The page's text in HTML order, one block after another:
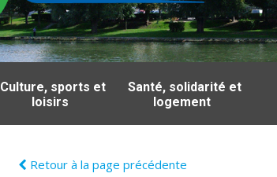
Culture, sports et
loisirs
Santé, solidarité et
logement
Retour à la page précédente